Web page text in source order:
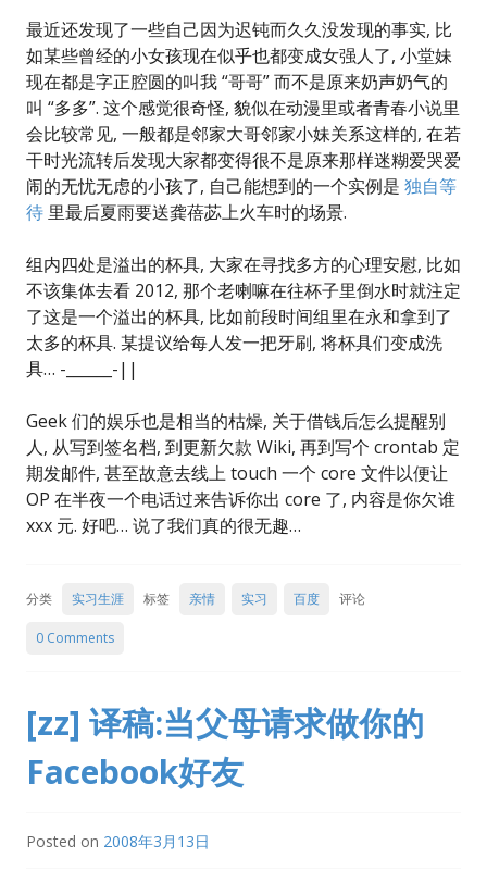
最近还发现了一些自己因为迟钝而久久没发现的事实, 比
如某些曾经的小女孩现在似乎也都变成女强人了, 小堂妹
现在都是字正腔圆的叫我 “哥哥” 而不是原来奶声奶气的
叫 “多多”. 这个感觉很奇怪, 貌似在动漫里或者青春小说里
会比较常见, 一般都是邻家大哥邻家小妹关系这样的, 在若
干时光流转后发现大家都变得很不是原来那样迷糊爱哭爱
闹的无忧无虑的小孩了, 自己能想到的一个实例是 独自等
待 里最后夏雨要送龚蓓苾上火车时的场景.
组内四处是溢出的杯具, 大家在寻找多方的心理安慰, 比如
不该集体去看 2012, 那个老喇嘛在往杯子里倒水时就注定
了这是一个溢出的杯具, 比如前段时间组里在永和拿到了
太多的杯具. 某提议给每人发一把牙刷, 将杯具们变成洗
具… -______-||
Geek 们的娱乐也是相当的枯燥, 关于借钱后怎么提醒别
人, 从写到签名档, 到更新欠款 Wiki, 再到写个 crontab 定
期发邮件, 甚至故意去线上 touch 一个 core 文件以便让
OP 在半夜一个电话过来告诉你出 core 了, 内容是你欠谁
xxx 元. 好吧… 说了我们真的很无趣…
分类 实习生涯 标签 亲情 实习 百度 评论
0 Comments
[zz] 译稿:当父母请求做你的
Facebook好友
Posted on 2008年3月13日